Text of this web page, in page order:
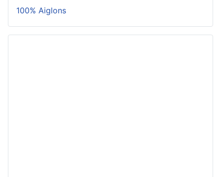
100% Aiglons